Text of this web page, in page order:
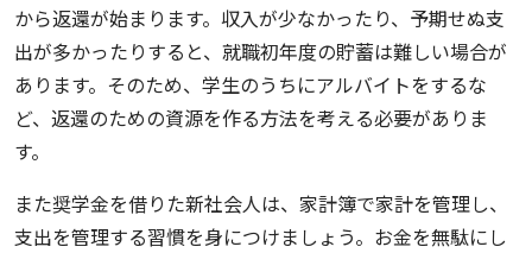
から返還が始まります。収入が少なかったり、予期せぬ支
出が多かったりすると、就職初年度の貯蓄は難しい場合が
あります。そのため、学生のうちにアルバイトをするな
ど、返還のための資源を作る方法を考える必要がありま
す。
また奨学金を借りた新社会人は、家計簿で家計を管理し、
支出を管理する習慣を身につけましょう。お金を無駄にし